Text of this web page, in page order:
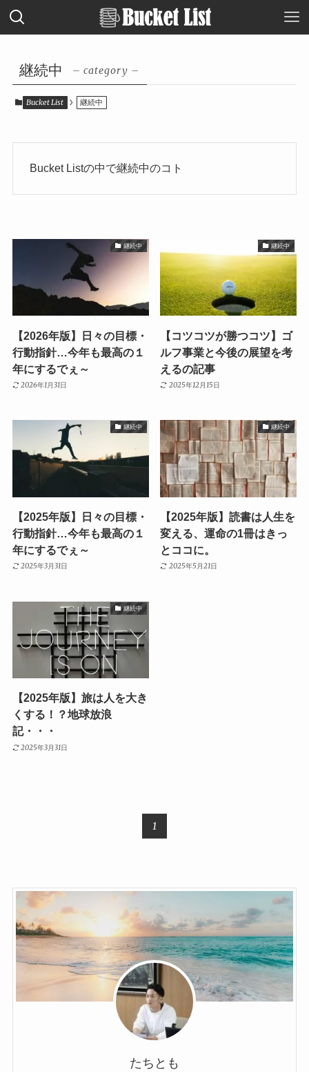
継続中 – category –
Bucket List 継続中
Bucket Listの中で継続中のコト
継続中
【2026年版】日々の目標・
行動指針…今年も最高の１
年にするでぇ～
2026年1月31日
継続中
【コツコツが勝つコツ】ゴ
ルフ事業と今後の展望を考
えるの記事
2025年12月15日
継続中
【2025年版】日々の目標・
行動指針…今年も最高の１
年にするでぇ～
2025年3月31日
継続中
【2025年版】読書は人生を
変える、運命の1冊はきっ
とココに。
2025年5月21日
継続中
【2025年版】旅は人を大き
くする！？地球放浪
記・・・
2025年3月31日
1
たちとも